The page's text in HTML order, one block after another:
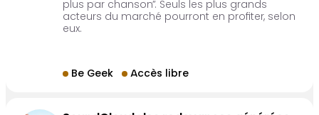
plus par chanson”. Seuls les plus grands
acteurs du marché pourront en profiter, selon
eux.
Be Geek Accès libre